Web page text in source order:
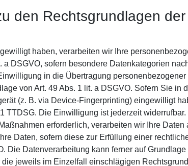
den Rechtsgrundlagen
haben, verarbeiten wir Ihre
a DSGVO, sofern besondere Datenkategorien
in die Übertragung
von Art. 49 Abs. 1 lit. a DSGVO. Sofern Sie in
(z. B. via Device-Fingerprinting) eingewilligt
TTDSG. Die Einwilligung ist jederzeit
erforderlich, verarbeiten wir Ihre Daten
Daten, sofern diese zur Erfüllung einer
Die Datenverarbeitung kann ferner auf
jeweils im Einzelfall einschlägigen